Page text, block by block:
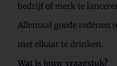
bedrijf of merk te
Allemaal goede redenen
met elkaar te drinken.
Wat is jouw vraagstuk?